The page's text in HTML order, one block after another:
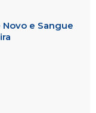
e Sangue